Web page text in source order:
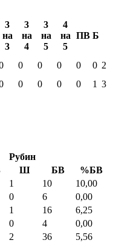
3
на
3
3
на
4
3
на
5
4
на
5
ПВ Б
0 0 0 0 0 2
0 0 0 0 1 3
Рубин
Ш БВ
%БВ
1 10
10,00
0 6
0,00
1 16
6,25
0 4
0,00
2 36
5,56